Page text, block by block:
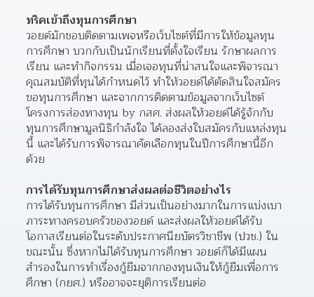
ทริคเข้าถึงทุนการศึกษา
วอยด์มักชอบติดตามเพจหรือเว็บไซต์ที่มีการให้ข้อมูลทุน
การศึกษา บวกกับเป็นนักเรียนที่ตั้งใจเรียน รักษาผลการ
เรียน และทำกิจกรรม เมื่อเจอทุนที่น่าสนใจและพิจารณา
คุณสมบัติที่ทุนได้กำหนดไว้ ทำให้วอยด์ได้ตัดสินใจสมัคร
ขอทุนการศึกษา และจากการติดตามข้อมูลจากเว็บไซต์
โครงการส่องทางทุน by กสศ. ส่งผลให้วอยด์ได้รู้จักกับ
ทุนการศึกษามูลนิธิกำลังใจ ได้ลองส่งใบสมัครกับแหล่งทุน
นี้ และได้รับการพิจารณาคัดเลือกทุนในปีการศึกษานี้อีก
ด้วย
การได้รับทุนการศึกษาส่งผลต่อชีวิตอย่างไร
การได้รับทุนการศึกษา มีส่วนเป็นอย่างมากในการแบ่งเบา
ภาระทางครอบครัวของวอยด์ และส่งผลให้วอยด์ได้รับ
โอกาสเรียนต่อในระดับประกาศนียบัตรวิชาชีพ (ปวช.) ใน
ขณะนั้น ซึ่งหากไม่ได้รับทุนการศึกษา วอยด์ก็ได้มีแผน
สำรองในการทำเรื่องกู้ยืมจากกองทุนเงินให้กู้ยืมเพื่อการ
ศึกษา (กยศ.) หรืออาจจะยุติการเรียนต่อ